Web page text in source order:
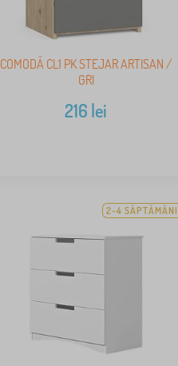
COMODĂ CL1 PK STEJAR ARTISAN /
GRI
216 lei
2-4 SĂPTĂMÂNI